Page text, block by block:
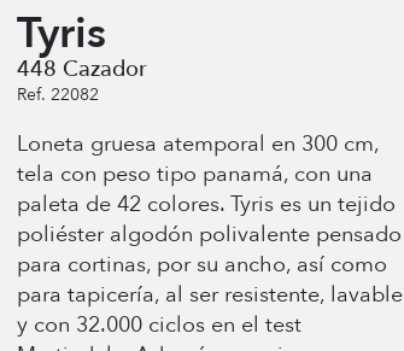
Tyris
448 Cazador
Ref. 22082
Loneta gruesa atemporal en 300 cm,
tela con peso tipo panamá, con una
paleta de 42 colores. Tyris es un tejido
poliéster algodón polivalente pensado
para cortinas, por su ancho, así como
para tapicería, al ser resistente, lavable
y con 32.000 ciclos en el test